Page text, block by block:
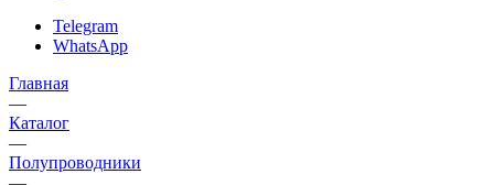
Telegram
WhatsApp
Главная
—
Каталог
—
Полупроводники